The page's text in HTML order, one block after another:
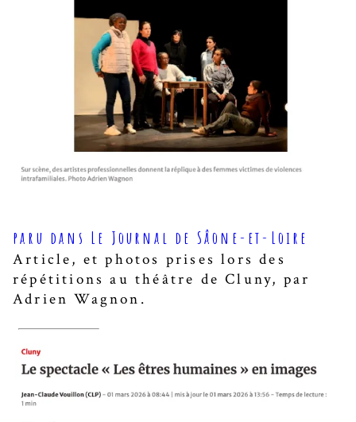
paru dans Le Journal de Sâone-et-Loire
Article, et photos prises lors des
répétitions au théâtre de Cluny, par
Adrien Wagnon.